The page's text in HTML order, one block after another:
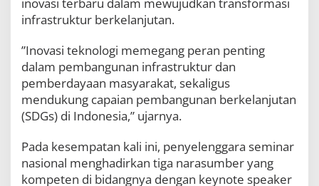
infrastruktur berkelanjutan.
”Inovasi teknologi memegang peran penting
dalam pembangunan infrastruktur dan
pemberdayaan masyarakat, sekaligus
mendukung capaian pembangunan berkelanjutan
(SDGs) di Indonesia,” ujarnya.
Pada kesempatan kali ini, penyelenggara seminar
nasional menghadirkan tiga narasumber yang
kompeten di bidangnya dengan keynote speaker